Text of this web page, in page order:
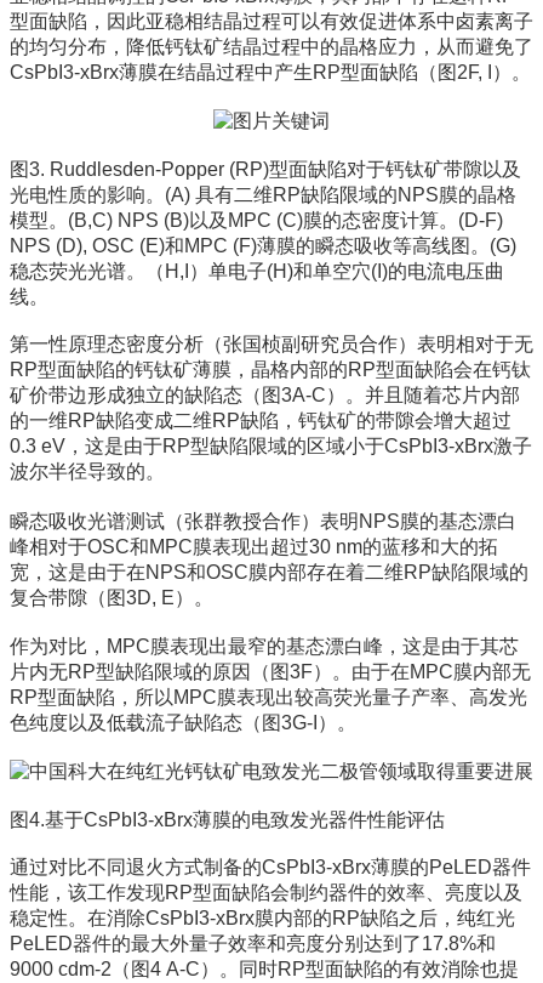
型面缺陷，因此亚稳相结晶过程可以有效促进体系中卤素离子
的均匀分布，降低钙钛矿结晶过程中的晶格应力，从而避免了
CsPbI3-xBrx薄膜在结晶过程中产生RP型面缺陷（图2F, I）。
图3. Ruddlesden-Popper (RP)型面缺陷对于钙钛矿带隙以及
光电性质的影响。(A) 具有二维RP缺陷限域的NPS膜的晶格
模型。(B,C) NPS (B)以及MPC (C)膜的态密度计算。(D-F)
NPS (D), OSC (E)和MPC (F)薄膜的瞬态吸收等高线图。(G)
稳态荧光光谱。（H,I）单电子(H)和单空穴(I)的电流电压曲
线。
第一性原理态密度分析（张国桢副研究员合作）表明相对于无
RP型面缺陷的钙钛矿薄膜，晶格内部的RP型面缺陷会在钙钛
矿价带边形成独立的缺陷态（图3A-C）。并且随着芯片内部
的一维RP缺陷变成二维RP缺陷，钙钛矿的带隙会增大超过
0.3 eV，这是由于RP型缺陷限域的区域小于CsPbI3-xBrx激子
波尔半径导致的。
瞬态吸收光谱测试（张群教授合作）表明NPS膜的基态漂白
峰相对于OSC和MPC膜表现出超过30 nm的蓝移和大的拓
宽，这是由于在NPS和OSC膜内部存在着二维RP缺陷限域的
复合带隙（图3D, E）。
作为对比，MPC膜表现出最窄的基态漂白峰，这是由于其芯
片内无RP型缺陷限域的原因（图3F）。由于在MPC膜内部无
RP型面缺陷，所以MPC膜表现出较高荧光量子产率、高发光
色纯度以及低载流子缺陷态（图3G-I）。
图4.基于CsPbI3-xBrx薄膜的电致发光器件性能评估
通过对比不同退火方式制备的CsPbI3-xBrx薄膜的PeLED器件
性能，该工作发现RP型面缺陷会制约器件的效率、亮度以及
稳定性。在消除CsPbI3-xBrx膜内部的RP缺陷之后，纯红光
PeLED器件的最大外量子效率和亮度分别达到了17.8%和
9000 cdm-2（图4 A-C）。同时RP型面缺陷的有效消除也提